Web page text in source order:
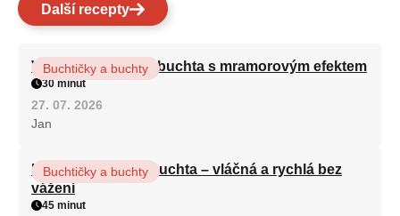
Další recepty
Vláčná olejová litá buchta s mramorovým efektem
Buchtičky a buchty
30 minut
27. 07. 2026
Jan
Hrnková maková buchta – vláčná a rychlá bez
vážení
Buchtičky a buchty
45 minut